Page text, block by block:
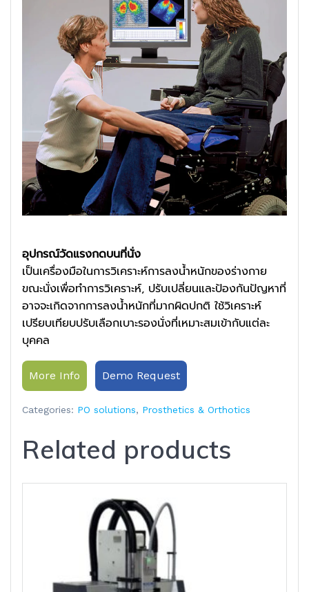
อุปกรณ์วัดแรงกดบนที่นั่ง
เป็นเครื่องมือในการวิเคราะห์การลงน้ำหนักของร่างกาย
ขณะนั่งเพื่อทำการวิเคราะห์, ปรับเปลี่ยนและป้องกันปัญหาที่
อาจจะเกิดจากการลงน้ำหนักที่มากผิดปกติ ใช้วิเคราะห์
เปรียบเทียบปรับเลือกเบาะรองนั่งที่เหมาะสมเข้ากับแต่ละ
บุคคล
More Info Demo Request
Categories: PO solutions, Prosthetics & Orthotics
Related products